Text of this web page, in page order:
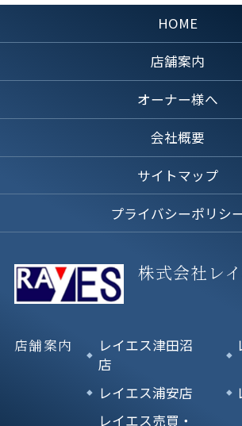
HOME
店舗案内
オーナー様へ
会社概要
サイトマップ
プライバシーポリシ
株式会社レ
店舗案内
レイエス津田沼
店
レイエス浦安店
レイエス売買・